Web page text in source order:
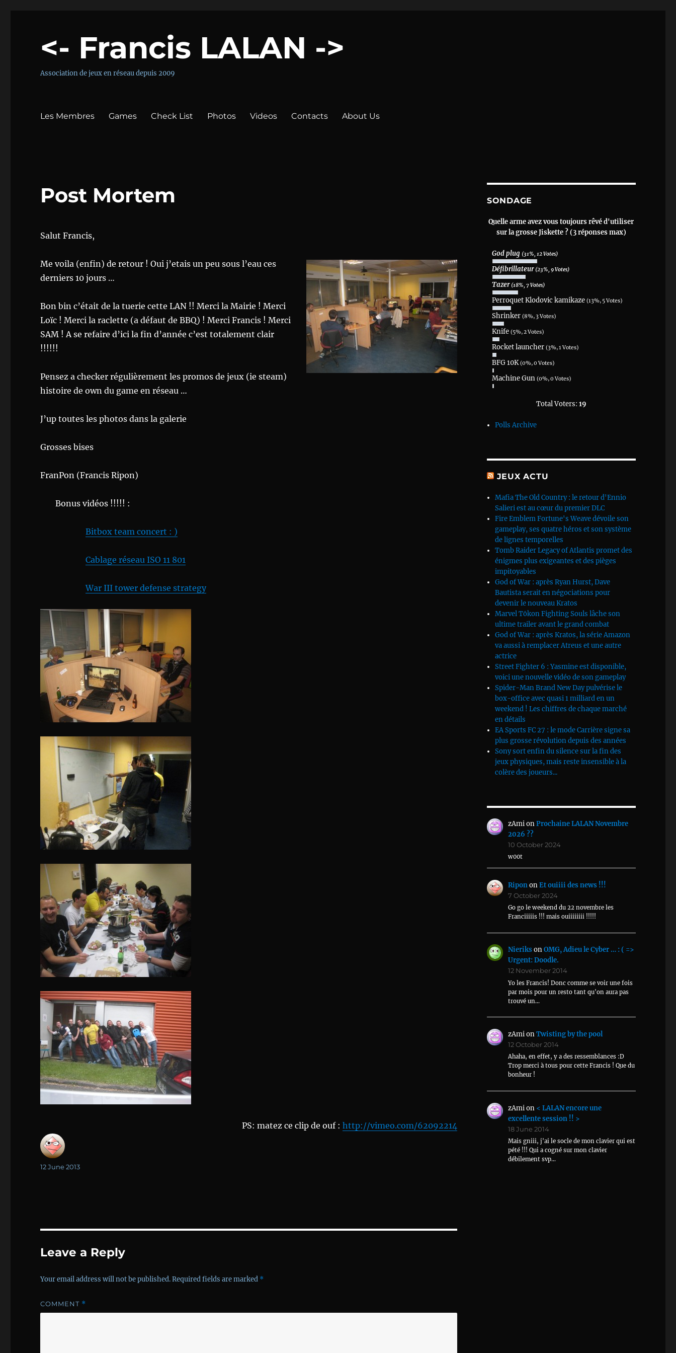
<- Francis LALAN ->
Association de jeux en réseau depuis 2009
Les Membres Games Check List Photos Videos Contacts About Us
Post Mortem
Salut Francis,
Me voila (enfin) de retour ! Oui j’etais un peu sous l’eau ces
derniers 10 jours …
Bon bin c’était de la tuerie cette LAN !! Merci la Mairie ! Merci
Loïc ! Merci la raclette (a défaut de BBQ) ! Merci Francis ! Merci
SAM ! A se refaire d’ici la fin d’année c’est totalement clair
!!!!!!
Pensez a checker régulièrement les promos de jeux (ie steam)
histoire de own du game en réseau …
J’up toutes les photos dans la galerie
Grosses bises
FranPon (Francis Ripon)
Bonus vidéos !!!!! :
Bitbox team concert : )
Cablage réseau ISO 11 801
War III tower defense strategy
PS: matez ce clip de ouf : http://vimeo.com/62092214
Author
Posted
12 June 2013
Leave a Reply
Your email address will not be published.Required fields are marked *
COMMENT *
SONDAGE
Quelle arme avez vous toujours rêvé d'utiliser
sur la grosse Jiskette ? (3 réponses max)
God plug (31%, 12 Votes)
Défibrillateur (23%, 9 Votes)
Tazer (18%, 7 Votes)
Perroquet Klodovic kamikaze (13%, 5 Votes)
Shrinker (8%, 3 Votes)
Knife (5%, 2 Votes)
Rocket launcher (3%, 1 Votes)
BFG 10K(0%, 0 Votes)
Machine Gun (0%, 0 Votes)
Total Voters: 19
Polls Archive
JEUX ACTU
Mafia The Old Country : le retour d'Ennio
Salieri est au cœur du premier DLC
Fire Emblem Fortune's Weave dévoile son
gameplay, ses quatre héros et son système
de lignes temporelles
Tomb Raider Legacy of Atlantis promet des
énigmes plus exigeantes et des pièges
impitoyables
God of War : après Ryan Hurst, Dave
Bautista serait en négociations pour
devenir le nouveau Kratos
Marvel Tōkon Fighting Souls lâche son
ultime trailer avant le grand combat
God of War : après Kratos, la série Amazon
va aussi à remplacer Atreus et une autre
actrice
Street Fighter 6 : Yasmine est disponible,
voici une nouvelle vidéo de son gameplay
Spider-Man Brand New Day pulvérise le
box-office avec quasi 1 milliard en un
weekend ! Les chiffres de chaque marché
en détails
EA Sports FC 27 : le mode Carrière signe sa
plus grosse révolution depuis des années
Sony sort enfin du silence sur la fin des
jeux physiques, mais reste insensible à la
colère des joueurs...
zAmionProchaine LALAN Novembre
2026 ??
10 October 2024
w00t
RipononEt ouiiii des news !!!
7 October 2024
Go go le weekend du 22 novembre les
Franciiiiis !!! mais ouiiiiiiii !!!!!
NieriksonOMG, Adieu le Cyber … : ( =>
Urgent: Doodle.
12 November 2014
Yo les Francis! Donc comme se voir une fois
par mois pour un resto tant qu'on aura pas
trouvé un…
zAmionTwisting by the pool
12 October 2014
Ahaha, en effet, y a des ressemblances :D
Trop merci à tous pour cette Francis ! Que du
bonheur !
zAmion < LALAN encore une
excellente session !! >
18 June 2014
Mais gniii, j'ai le socle de mon clavier qui est
pété !!! Qui a cogné sur mon clavier
débilement svp…